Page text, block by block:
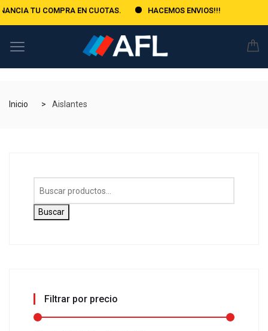
COMPRA EN CUOTAS. HACEMOS ENVIOS!!!
Inicio Aislantes
Buscar
Filtrar por precio